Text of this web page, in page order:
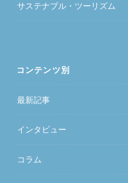
サステナブル・ツーリズム
コンテンツ別
最新記事
インタビュー
コラム